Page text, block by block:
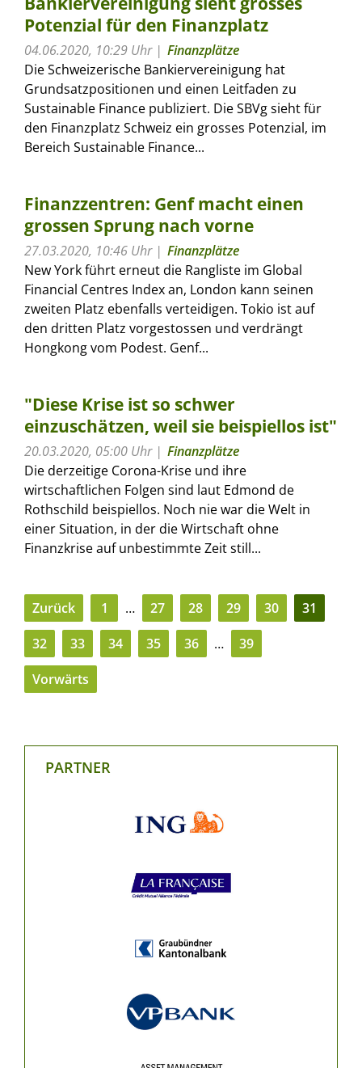
Potenzial für den Finanzplatz
04.06.2020, 10:29 Uhr
Finanzplätze
Die Schweizerische Bankiervereinigung hat
Grundsatzpositionen und einen Leitfaden zu
Sustainable Finance publiziert. Die SBVg sieht für
den Finanzplatz Schweiz ein grosses Potenzial, im
Bereich Sustainable Finance...
Finanzzentren: Genf macht einen
grossen Sprung nach vorne
27.03.2020, 10:46 Uhr
Finanzplätze
New York führt erneut die Rangliste im Global
Financial Centres Index an, London kann seinen
zweiten Platz ebenfalls verteidigen. Tokio ist auf
den dritten Platz vorgestossen und verdrängt
Hongkong vom Podest. Genf...
"Diese Krise ist so schwer
einzuschätzen, weil sie beispiellos ist"
20.03.2020, 05:00 Uhr
Finanzplätze
Die derzeitige Corona-Krise und ihre
wirtschaftlichen Folgen sind laut Edmond de
Rothschild beispiellos. Noch nie war die Welt in
einer Situation, in der die Wirtschaft ohne
Finanzkrise auf unbestimmte Zeit still...
Zurück 1 … 27 28 29 30
31
32
33 34 35 36 …
39
Vorwärts
PARTNER